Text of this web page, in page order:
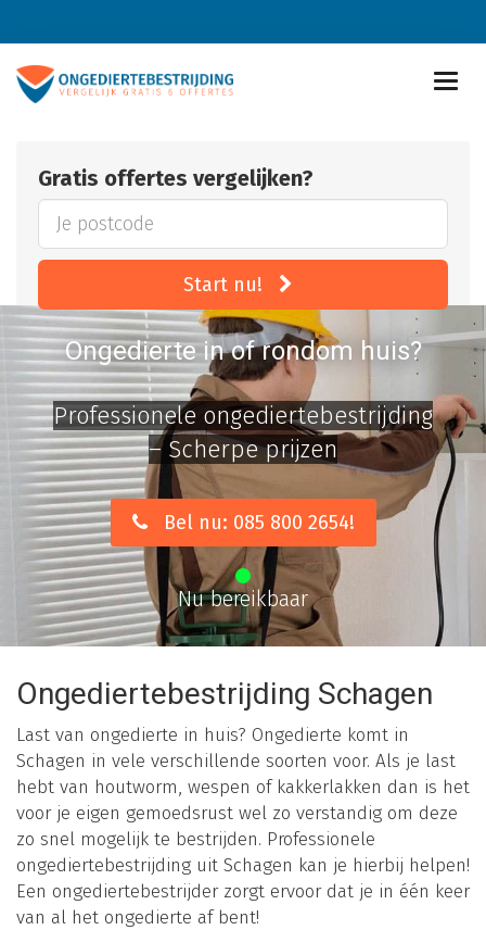
Gratis offertes vergelijken?
Start nu!
Ongedierte in of rondom huis?
Professionele ongediertebestrijding
– Scherpe prijzen
Bel nu: 085 800 2654!
Nu bereikbaar
Ongediertebestrijding Schagen
Last van ongedierte in huis? Ongedierte komt in
Schagen in vele verschillende soorten voor. Als je last
hebt van houtworm, wespen of kakkerlakken dan is het
voor je eigen gemoedsrust wel zo verstandig om deze
zo snel mogelijk te bestrijden. Professionele
ongediertebestrijding uit Schagen kan je hierbij helpen!
Een ongediertebestrijder zorgt ervoor dat je in één keer
van al het ongedierte af bent!